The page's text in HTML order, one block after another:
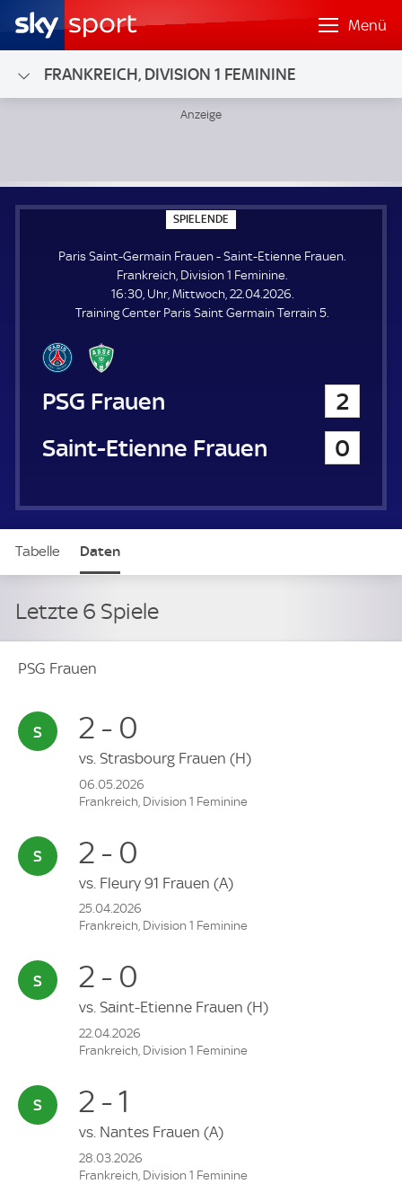
Menü
FRANKREICH, DIVISION 1 FEMININE
SPIELENDE
P
E
L
E
N
D
E
Paris Saint-Germain Frauen - Saint-Etienne Frauen.
Frankreich, Division 1 Feminine.
16:30, Uhr, Mittwoch, 22.04.2026.
Training Center Paris Saint Germain Terrain 5.
Paris Saint-Germain Frauen
2
Saint-Etienne Frauen
0
Tabelle Daten
Letzte 6 Spiele
PSG Frauen
2 - 0
vs. Strasbourg Frauen (H)
06.05.2026
Frankreich, Division 1 Feminine
2 - 0
vs. Fleury 91 Frauen (A)
25.04.2026
Frankreich, Division 1 Feminine
2 - 0
vs. Saint-Etienne Frauen (H)
22.04.2026
Frankreich, Division 1 Feminine
2 - 1
vs. Nantes Frauen (A)
28.03.2026
Frankreich, Division 1 Feminine